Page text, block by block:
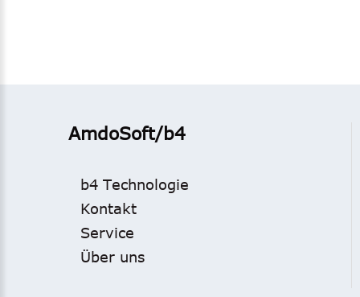
AmdoSoft/b4
b4 Technologie
Kontakt
Service
Über uns